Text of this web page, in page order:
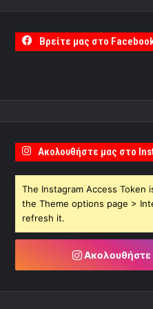
Βρείτε μας στο
Ακολουθήστε μας στο
The Instagram Access Token
the Theme options page >
refresh it.
Ακολουθήστε